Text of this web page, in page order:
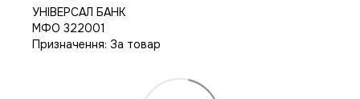
УНІВЕРСАЛ БАНК
МФО 322001
Призначення: За товар